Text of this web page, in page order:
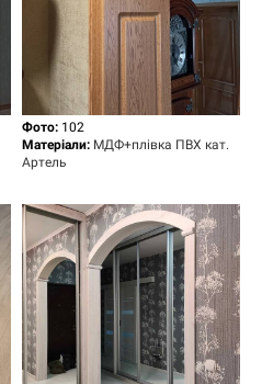
Фото: 102
Матеріали: МДФ+плівка ПВХ кат.
Артель